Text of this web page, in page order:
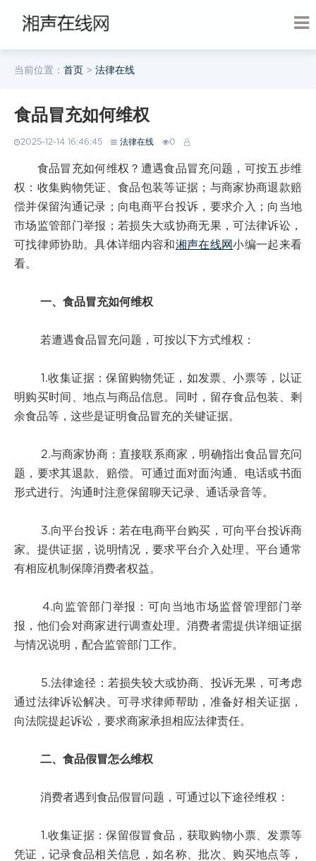
当前位置： 首页 > 法律在线
食品冒充如何维权
2025-12-14 16:46:45 法律在线 0
食品冒充如何维权？遭遇食品冒充问题，可按五步维
权：收集购物凭证、食品包装等证据；与商家协商退款赔
偿并保留沟通记录；向电商平台投诉，要求介入；向当地
市场监管部门举报；若损失大或协商无果，可法律诉讼，
可找律师协助。具体详细内容和湘声在线网小编一起来看
看。
一、食品冒充如何维权
若遭遇食品冒充问题，可按以下方式维权：
1.收集证据：保留购物凭证，如发票、小票等，以证
明购买时间、地点与商品信息。同时，留存食品包装、剩
余食品等，这些是证明食品冒充的关键证据。
2.与商家协商：直接联系商家，明确指出食品冒充问
题，要求其退款、赔偿。可通过面对面沟通、电话或书面
形式进行。沟通时注意保留聊天记录、通话录音等。
3.向平台投诉：若在电商平台购买，可向平台投诉商
家。提供证据，说明情况，要求平台介入处理。平台通常
有相应机制保障消费者权益。
4.向监管部门举报：可向当地市场监督管理部门举
报，他们会对商家进行调查处理。消费者需提供详细证据
与情况说明，配合监管部门工作。
5.法律途径：若损失较大或协商、投诉无果，可考虑
通过法律诉讼解决。可寻求律师帮助，准备好相关证据，
向法院提起诉讼，要求商家承担相应法律责任。
二、食品假冒怎么维权
消费者遇到食品假冒问题，可通过以下途径维权：
1.收集证据：保留假冒食品，获取购物小票、发票等
凭证，记录食品相关信息，如名称、批次、购买地点等，